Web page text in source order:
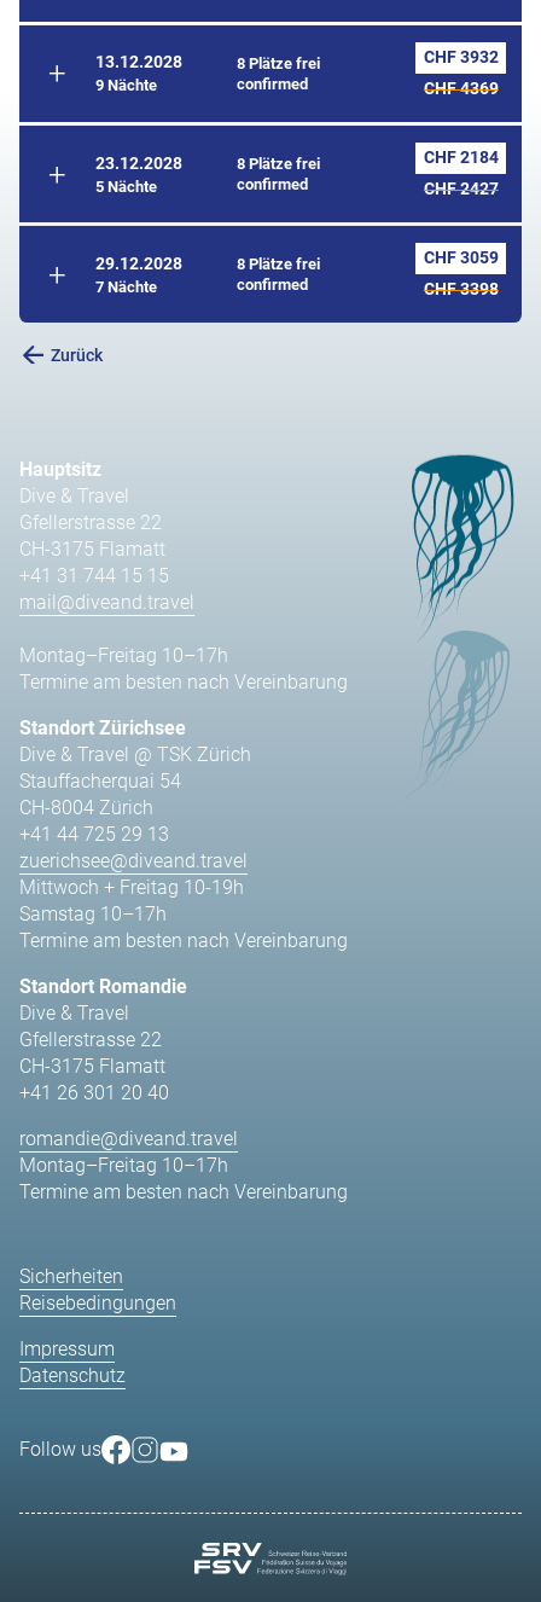
13.12.2028
9 Nächte
8 Plätze frei
confirmed
CHF 3932
CHF 4369
23.12.2028
5 Nächte
8 Plätze frei
confirmed
CHF 2184
CHF 2427
29.12.2028
7 Nächte
8 Plätze frei
confirmed
CHF 3059
CHF 3398
Zurück
Hauptsitz
Dive & Travel
Gfellerstrasse 22
CH-3175 Flamatt
+41 31 744 15 15
mail@diveand.travel
Montag–Freitag 10–17h
Termine am besten nach Vereinbarung
Standort Zürichsee
Dive & Travel @ TSK Zürich
Stauffacherquai 54
CH-8004 Zürich
+41 44 725 29 13
zuerichsee@diveand.travel
Mittwoch + Freitag 10-19h
Samstag 10–17h
Termine am besten nach Vereinbarung
Standort Romandie
Dive & Travel
Gfellerstrasse 22
CH-3175 Flamatt
+41 26 301 20 40
romandie@diveand.travel
Montag–Freitag 10–17h
Termine am besten nach Vereinbarung
Sicherheiten
Reisebedingungen
Impressum
Datenschutz
Follow us